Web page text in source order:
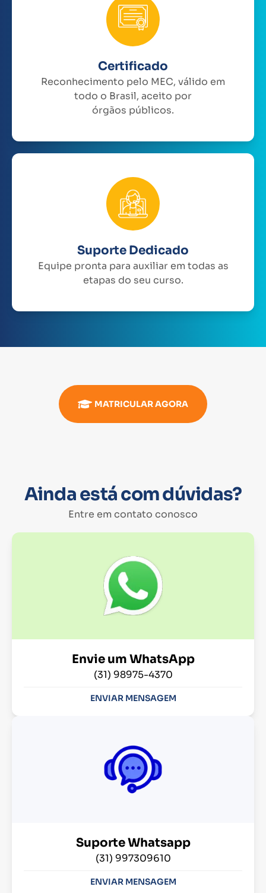
Certificado
Reconhecimento pelo MEC, válido em
todo o Brasil, aceito por
órgãos públicos.
Suporte Dedicado
Equipe pronta para auxiliar em todas as
etapas do seu curso.
MATRICULAR AGORA
Ainda está com dúvidas?
Entre em contato conosco
Envie um WhatsApp
(31) 98975-4370
ENVIAR MENSAGEM
Suporte Whatsapp
(31) 997309610
ENVIAR MENSAGEM